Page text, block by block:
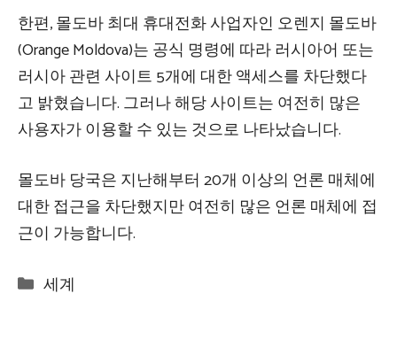
한편, 몰도바 최대 휴대전화 사업자인 오렌지 몰도바
(Orange Moldova)는 공식 명령에 따라 러시아어 또는
러시아 관련 사이트 5개에 대한 액세스를 차단했다
고 밝혔습니다. 그러나 해당 사이트는 여전히 많은
사용자가 이용할 수 있는 것으로 나타났습니다.
몰도바 당국은 지난해부터 20개 이상의 언론 매체에
대한 접근을 차단했지만 여전히 많은 언론 매체에 접
근이 가능합니다.
Categories
세계